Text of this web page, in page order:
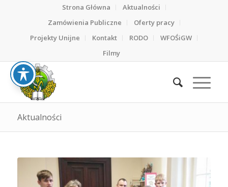
Strona Główna
Aktualności
Zamówienia Publiczne
Oferty pracy
Projekty Unijne
Kontakt RODO
WFOŚiGW
Filmy
Aktualności